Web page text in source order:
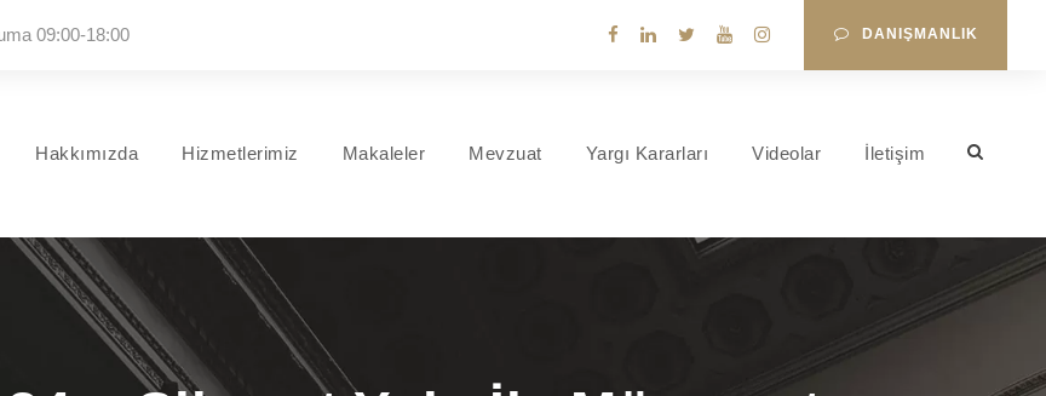
09:00-18:00 DANIŞMANLIK
Hakkımızda Hizmetlerimiz Makaleler Mevzuat Yargı Kararları Videolar İletişim